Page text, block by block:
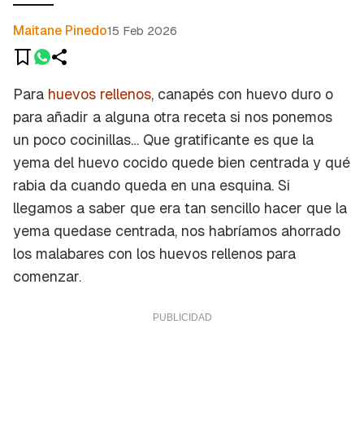
Maitane Pinedo15 Feb 2026
Para huevos rellenos, canapés con huevo duro o
para añadir a alguna otra receta si nos ponemos
un poco cocinillas… Que gratificante es que la
yema del huevo cocido quede bien centrada y qué
rabia da cuando queda en una esquina. Si
llegamos a saber que era tan sencillo hacer que la
yema quedase centrada, nos habríamos ahorrado
los malabares con los huevos rellenos para
comenzar.